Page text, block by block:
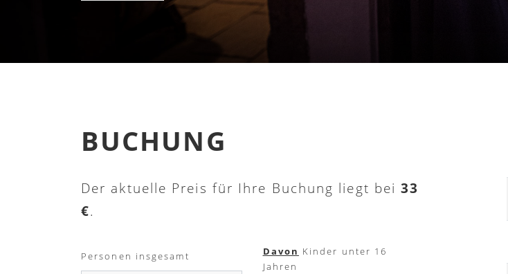
BUCHUNG
Der aktuelle Preis für Ihre Buchung liegt bei33
€.
Personen insgesamt Davon Kinder unter 16
Jahren